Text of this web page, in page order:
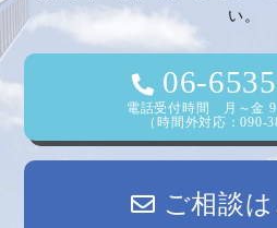
ョ
ン
い。
06-
電話受付時間 月～金 9
（時間外対応：090-
ご相談